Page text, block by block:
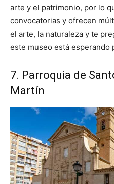
arte y el patrimonio, por lo
convocatorias y ofrecen
el arte, la naturaleza y te
este museo está esperando
7. Parroquia de
Martín